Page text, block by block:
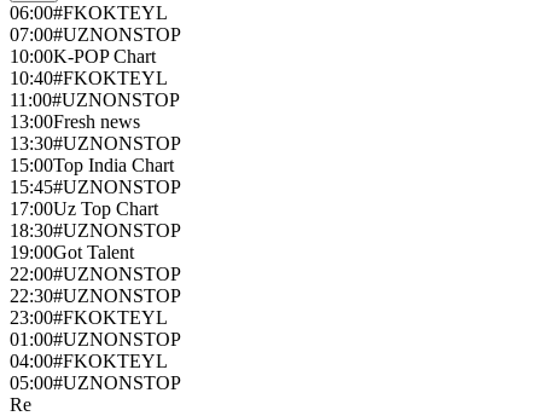
06:00#FKOKTEYL
07:00#UZNONSTOP
10:00K-POP Chart
10:40#FKOKTEYL
11:00#UZNONSTOP
13:00Fresh news
13:30#UZNONSTOP
15:00Top India Chart
15:45#UZNONSTOP
17:00Uz Top Chart
18:30#UZNONSTOP
19:00Got Talent
22:00#UZNONSTOP
22:30#UZNONSTOP
23:00#FKOKTEYL
01:00#UZNONSTOP
04:00#FKOKTEYL
05:00#UZNONSTOP
Re